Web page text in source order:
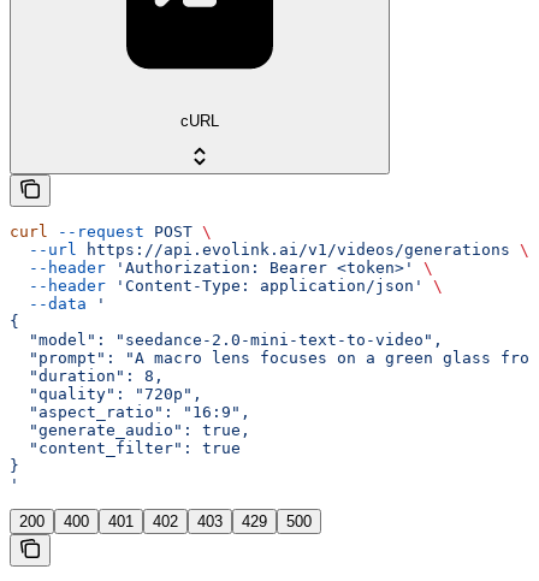
cURL
curl --request POST \
  --url
https://api.evolink.ai/v1/videos/generations \
  --header
'Authorization: Bearer <token>'
\
  --header
'Content-Type: application/json'
\
  --data
'
{
  "model": "seedance-2.0-mini-text-to-video",
"prompt": "A macro lens focuses on a green glass
  "duration": 8,
  "quality": "720p",
  "aspect_ratio": "16:9",
  "generate_audio": true,
  "content_filter": true
}
'
200 400 401 402 403 429 500